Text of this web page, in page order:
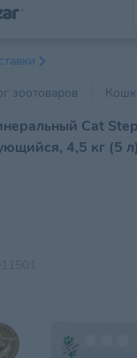
зоотоваров
Cat
4,5 кг (5 л)